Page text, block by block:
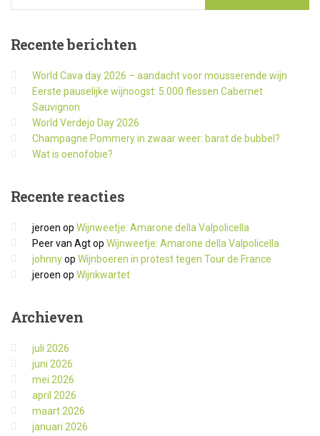
Recenteberichten
World Cava day 2026 – aandacht voor mousserende wijn
Eerste pauselijke wijnoogst: 5.000 flessen Cabernet
Sauvignon
World Verdejo Day 2026
Champagne Pommery in zwaar weer: barst de bubbel?
Wat is oenofobie?
Recente reacties
jeroen op Wijnweetje: Amarone della Valpolicella
Peer van Agtop Wijnweetje: Amarone della Valpolicella
johnnyop Wijnboeren in protest tegen Tour de France
jeroen op Wijnkwartet
Archieven
juli 2026
juni 2026
mei 2026
april 2026
maart 2026
januari 2026